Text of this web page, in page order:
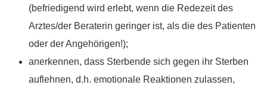
(befriedigend wird erlebt, wenn die Redezeit des
Arztes/der Beraterin geringer ist, als die des Patienten
oder der Angehörigen!);
anerkennen, dass Sterbende sich gegen ihr Sterben
auflehnen, d.h. emotionale Reaktionen zulassen,